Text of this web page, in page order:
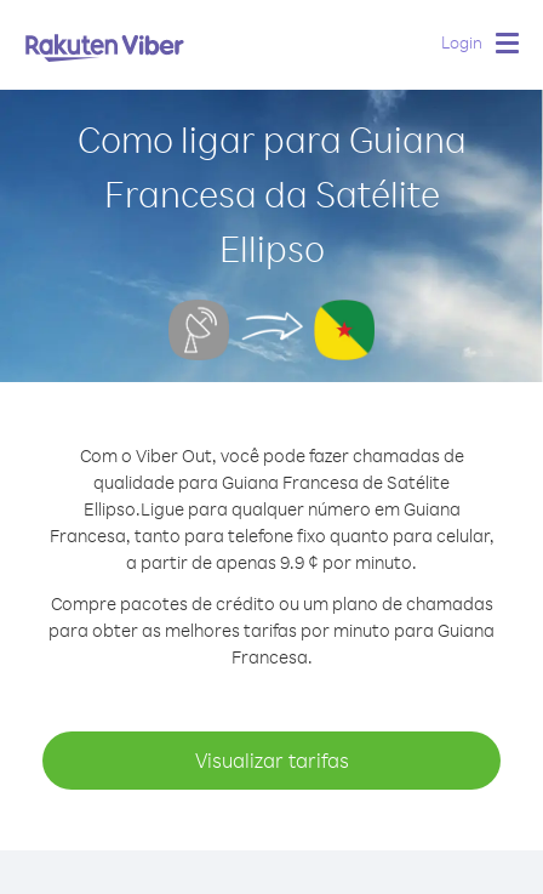
Login
Como ligar para Guiana
Francesa da Satélite
Ellipso
Com o Viber Out, você pode fazer chamadas de
qualidade para Guiana Francesa de Satélite
Ellipso.Ligue para qualquer número em Guiana
Francesa, tanto para telefone fixo quanto para celular,
a partir de apenas 9.9 ¢ por minuto.
Compre pacotes de crédito ou um plano de chamadas
para obter as melhores tarifas por minuto para Guiana
Francesa.
Visualizar tarifas